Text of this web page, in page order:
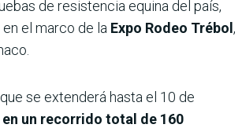
de resistencia equina del país,
el marco de la Expo Rodeo Trébol,
se extenderá hasta el 10 de
un recorrido total de 160